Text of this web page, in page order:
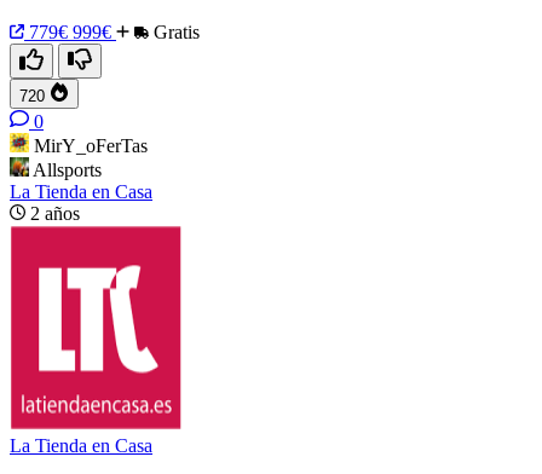
779€ 999€ Gratis
720
0
MirY_oFerTas
Allsports
La Tienda en Casa
2 años
La Tienda en Casa